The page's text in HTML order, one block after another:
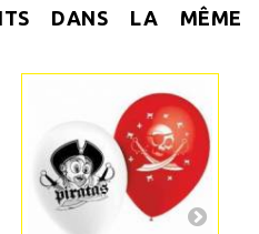
DANS LA MÊME